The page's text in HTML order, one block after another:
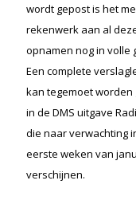
wordt gepost is het
rekenwerk aan al
opnamen nog in volle
Een complete
kan tegemoet worden
in de DMS uitgave
die naar verwachting
eerste weken van
verschijnen.